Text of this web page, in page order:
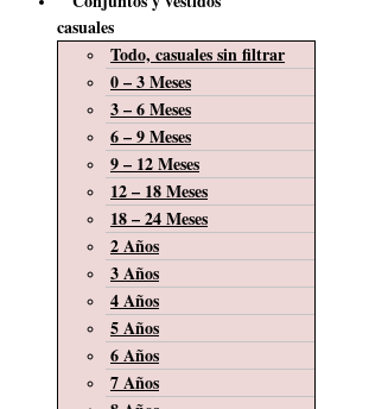
casuales
Todo, casuales sin filtrar
0 – 3 Meses
3 – 6 Meses
6 – 9 Meses
9 – 12 Meses
12 – 18 Meses
18 – 24 Meses
2 Años
3 Años
4 Años
5 Años
6 Años
7 Años